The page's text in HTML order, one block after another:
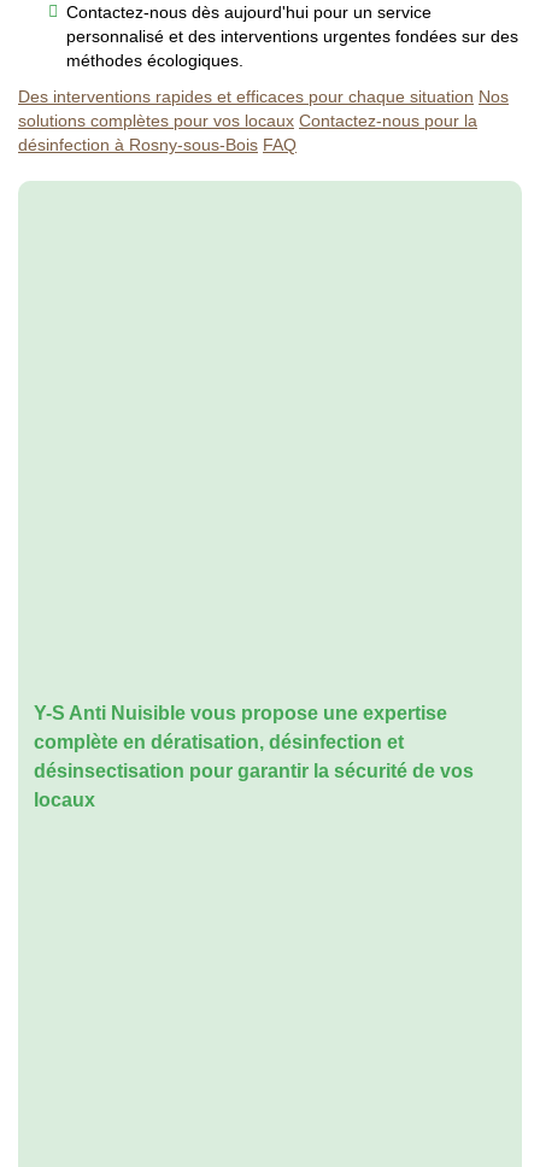
Contactez-nous dès aujourd'hui pour un service
personnalisé et des interventions urgentes fondées sur des
méthodes écologiques.
Des interventions rapides et efficaces pour chaque situation Nos
solutions complètes pour vos locaux Contactez-nous pour la
désinfection à Rosny-sous-Bois FAQ
Y-S Anti Nuisible vous propose une expertise
complète endératisation,désinfection et
désinsectisation pour garantir la sécurité de vos
locaux